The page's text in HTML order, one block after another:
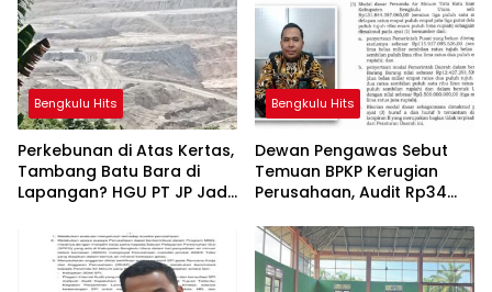
Perumda
Bengkulu Hits
Perkebunan di Atas Kertas,
Tambang Batu Bara di
Lapangan? HGU PT JP Jadi
Bengkulu Hits
Dewan Pengawas Sebut
Temuan BPKP Kerugian
Perusahaan, Audit Rp34
Samban Kian Disorot